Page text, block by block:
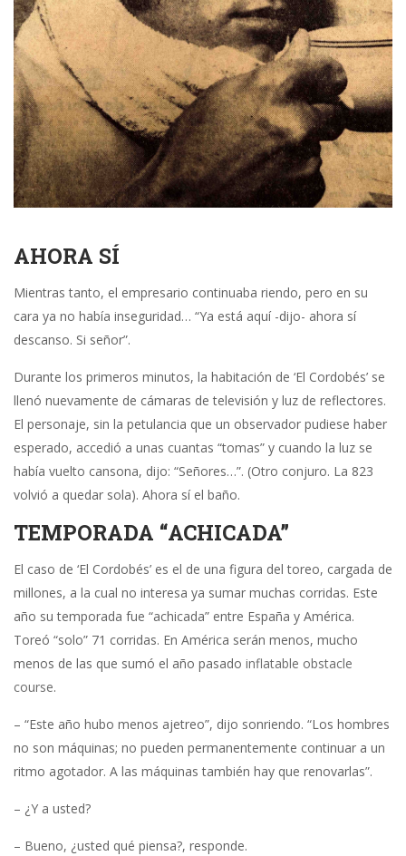
AHORA SÍ
Mientras tanto, el empresario continuaba riendo, pero en su
cara ya no había inseguridad… “Ya está aquí -dijo- ahora sí
descanso. Si señor”.
Durante los primeros minutos, la habitación de ‘El Cordobés’ se
llenó nuevamente de cámaras de televisión y luz de reflectores.
El personaje, sin la petulancia que un observador pudiese haber
esperado, accedió a unas cuantas “tomas” y cuando la luz se
había vuelto cansona, dijo: “Señores…”. (Otro conjuro. La 823
volvió a quedar sola). Ahora sí el baño.
TEMPORADA “ACHICADA”
El caso de ‘El Cordobés’ es el de una figura del toreo, cargada de
millones, a la cual no interesa ya sumar muchas corridas. Este
año su temporada fue “achicada” entre España y América.
Toreó “solo” 71 corridas. En América serán menos, mucho
menos de las que sumó el año pasado inflatable obstacle
course.
– “Este año hubo menos ajetreo”, dijo sonriendo. “Los hombres
no son máquinas; no pueden permanentemente continuar a un
ritmo agotador. A las máquinas también hay que renovarlas”.
– ¿Y a usted?
– Bueno, ¿usted qué piensa?, responde.